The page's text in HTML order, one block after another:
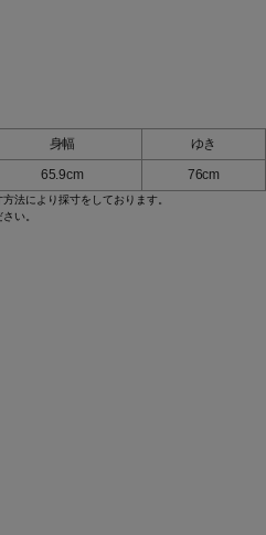
身幅
ゆき
65.9cm 76cm
法により採寸をしております。
い。